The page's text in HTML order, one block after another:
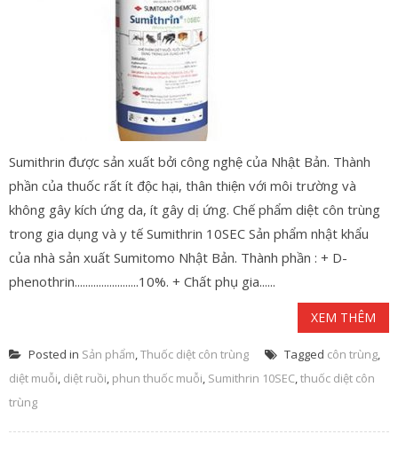
Sumithrin được sản xuất bởi công nghệ của Nhật Bản. Thành
phần của thuốc rất ít độc hại, thân thiện với môi trường và
không gây kích ứng da, ít gây dị ứng. Chế phẩm diệt côn trùng
trong gia dụng và y tế Sumithrin 10SEC Sản phẩm nhật khẩu
của nhà sản xuất Sumitomo Nhật Bản. Thành phần : + D-
phenothrin........................10%. + Chất phụ gia......
XEM THÊM
Posted in Sản phẩm,Thuốc diệt côn trùng Tagged côn trùng,
diệt muỗi, diệt ruồi, phun thuốc muỗi, Sumithrin 10SEC,thuốc diệt côn
trùng